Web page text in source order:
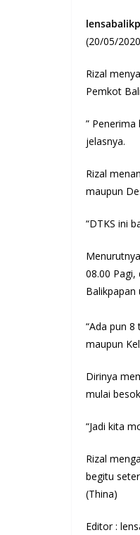
(20/05/
Rizal
Pemkot
”
jelasnya.
Rizal
maupun
“DTKS ini
08.00
Balikpapan
“Ada pun
maupun
Dirinya
mulai
“Jadi kita
Rizal
begitu
(Thina)
Editor :